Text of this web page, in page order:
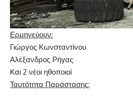
Ερμηνεύουν:
Γιώργος Κωνσταντίνου
Αλέξανδρος Ρήγας
Και 2 νέοι ηθοποιοί
Ταυτότητα Παράστασης: